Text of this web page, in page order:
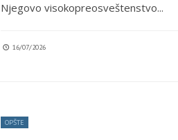
Njegovo visokopreosveštenstvo...
16/07/2026
OPŠTE